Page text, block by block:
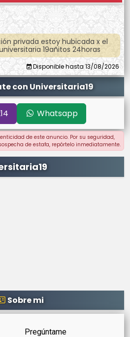
privada estoy hubicada x el
19añitos 24horas
Disponible hasta 13/08/2026
con Universitaria19
Whatsapp
de este anuncio. Por su seguridad,
de estafa, repórtelo inmediatamente.
Sobre mi
Pregúntame